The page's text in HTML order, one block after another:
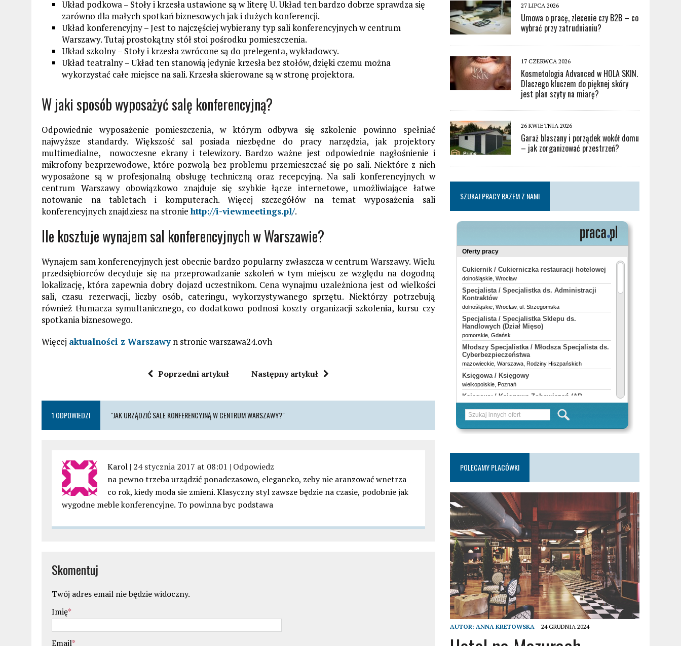
Układ podkowa – Stoły i krzesła ustawione są w literę U. Układ ten bardzo dobrze sprawdza się
zarówno dla małych spotkań biznesowych jak i dużych konferencji.
Układ konferencyjny – Jest to najczęściej wybierany typ sali konferencyjnych w centrum
Warszawy. Tutaj prostokątny stół stoi pośrodku pomieszczenia.
Układ szkolny – Stoły i krzesła zwrócone są do prelegenta, wykładowcy.
Układ teatralny – Układ ten stanowią jedynie krzesła bez stołów, dzięki czemu można
wykorzystać całe miejsce na sali. Krzesła skierowane są w stronę projektora.
W jaki sposób wyposażyć salę konferencyjną?
Odpowiednie wyposażenie pomieszczenia, w którym odbywa się szkolenie powinno spełniać
najwyższe standardy. Większość sal posiada niezbędne do pracy narzędzia, jak projektory
multimedialne, nowoczesne ekrany i telewizory. Bardzo ważne jest odpowiednie nagłośnienie i
mikrofony bezprzewodowe, które pozwolą bez problemu przemieszczać się po sali. Niektóre z nich
wyposażone są w profesjonalną obsługę techniczną oraz recepcyjną. Na sali konferencyjnych w
centrum Warszawy obowiązkowo znajduje się szybkie łącze internetowe, umożliwiające łatwe
notowanie na tabletach i komputerach. Więcej szczegółów na temat wyposażenia sali
konferencyjnych znajdziesz na stroniehttp://i-viewmeetings.pl/.
Ile kosztuje wynajem sal konferencyjnych w Warszawie?
Wynajem sam konferencyjnych jest obecnie bardzo popularny zwłaszcza w centrum Warszawy. Wielu
przedsiębiorców decyduje się na przeprowadzanie szkoleń w tym miejscu ze względu na dogodną
lokalizację, która zapewnia dobry dojazd uczestnikom. Cena wynajmu uzależniona jest od wielkości
sali, czasu rezerwacji, liczby osób, cateringu, wykorzystywanego sprzętu. Niektórzy potrzebują
również tłumacza symultanicznego, co dodatkowo podnosi koszty organizacji szkolenia, kursu czy
spotkania biznesowego.
Więcej aktualności z Warszawyn stronie warszawa24.ovh
Poprzedni artykuł Następny artykuł
1 ODPOWIEDZI "JAK URZĄDZIĆ SALE KONFERENCYJNĄ W CENTRUM WARSZAWY?"
Karol | 24 stycznia 2017 at 08:01 | Odpowiedz
na pewno trzeba urządzić ponadczasowo, elegancko, zeby nie aranzować wnetrza
co rok, kiedy moda sie zmieni. Klasyczny styl zawsze będzie na czasie, podobnie jak
wygodne meble konferencyjne. To powinna byc podstawa
Skomentuj
Twój adres email nie będzie widoczny.
Imię*
Email*
27 LIPCA 2026
Umowa o pracę, zlecenie czy B2B – co
wybrać przy zatrudnianiu?
17 CZERWCA 2026
Kosmetologia Advanced w HOLA SKIN.
Dlaczego kluczem do pięknej skóry
jest plan szyty na miarę?
26 KWIETNIA 2026
Garaż blaszany i porządek wokół domu
– jak zorganizować przestrzeń?
SZUKAJ PRACY RAZEM Z NAMI
POLECAMY PLACÓWKI
AUTOR: ANNA KRETOWSKA 24 GRUDNIA 2024